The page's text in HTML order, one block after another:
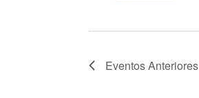
EventosAnteriores